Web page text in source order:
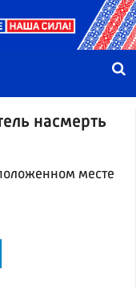
насмерть
месте